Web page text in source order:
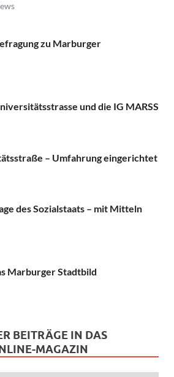
zu Marburger
und die IG MARSS
­– Umfahrung eingerichtet
des Sozialstaats – mit Mitteln
Marburger Stadtbild
BEITRÄGE IN DAS
MAGAZIN